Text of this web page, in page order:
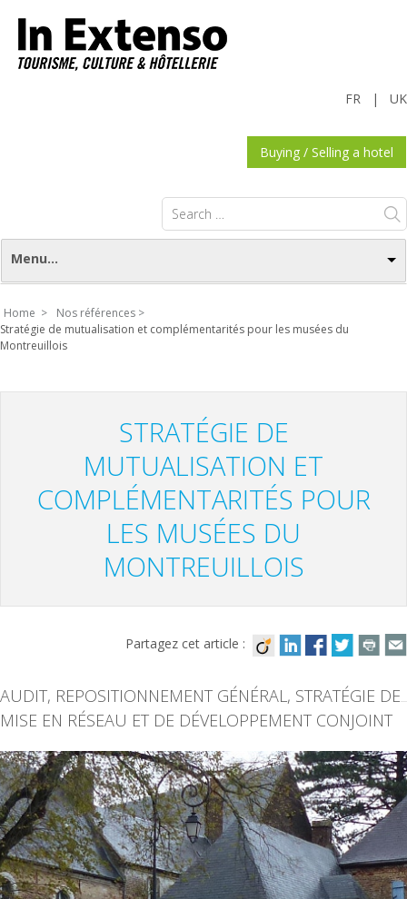
UK
|
FR
Buying / Selling a hotel
Search
for:
Menu...
Home >
Nos références >
Stratégie de mutualisation et complémentarités pour les musées du
Montreuillois
STRATÉGIE DE
MUTUALISATION ET
COMPLÉMENTARITÉS POUR
LES MUSÉES DU
MONTREUILLOIS
Partagez cet article :
AUDIT, REPOSITIONNEMENT GÉNÉRAL, STRATÉGIE DE
MISE EN RÉSEAU ET DE DÉVELOPPEMENT CONJOINT